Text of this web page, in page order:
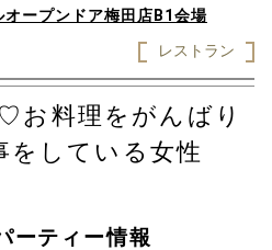
ープンドア梅田店B1会場
レストラン
お料理をがんばり
をしている女性
ーティー情報